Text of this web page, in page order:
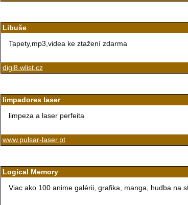
Libuše
Tapety,mp3,videa ke ztažení zdarma
digi8.wlist.cz
limpadores laser
limpeza a laser perfeita
www.pulsar-laser.pt
Logical Memory
Viac ako 100 anime galérii, grafika, manga, hudba na